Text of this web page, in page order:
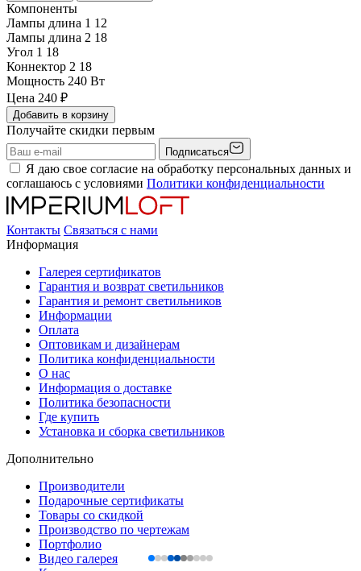
Компоненты
Лампы длина 1 12
Лампы длина 2 18
Угол 1 18
Коннектор 2 18
Мощность 240 Вт
Цена 240 ₽
Добавить в корзину
Получайте скидки первым
Подписаться
Я даю свое согласие на обработку персональных данных и
соглашаюсь с условиями Политики конфиденциальности
Контакты Связаться с нами
Информация
Галерея сертификатов
Гарантия и возврат светильников
Гарантия и ремонт светильников
Информации
Оплата
Оптовикам и дизайнерам
Политика конфиденциальности
О нас
Информация о доставке
Политика безопасности
Где купить
Установка и сборка светильников
Дополнительно
Производители
Подарочные сертификаты
Товары со скидкой
Производство по чертежам
Портфолио
Видео галерея